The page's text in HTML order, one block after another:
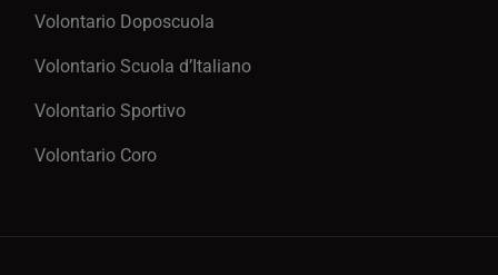
Volontario Doposcuola
Volontario Scuola d’Italiano
Volontario Sportivo
Volontario Coro